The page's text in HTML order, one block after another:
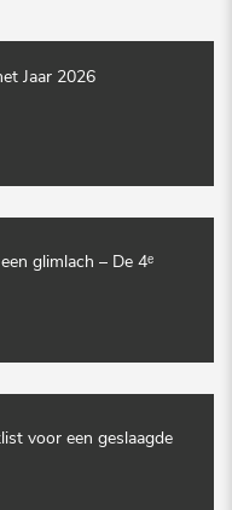
Jaar 2026
glimlach – De 4ᵉ
voor een geslaagde